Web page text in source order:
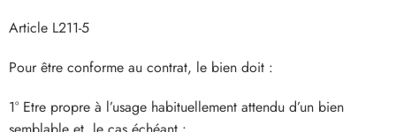
Article L211-5
Pour être conforme au contrat, le bien doit :
1° Etre propre à l’usage habituellement attendu d’un bien